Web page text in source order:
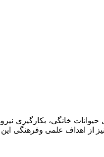
توسعه بخش درمانی حیوانات
از اهداف علمی وفرهنگی